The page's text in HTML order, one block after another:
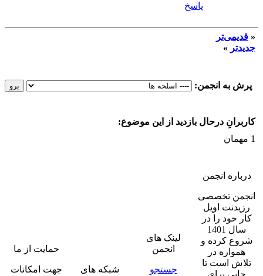
پاسخ
« قدیمی‌تر
جدیدتر »
پرش به انجمن:
کاربرانِ درحال بازدید از این موضوع:
1 مهمان
درباره انجمن
انجمن تخصصی
رزیدنت اویل
کار خود را در
سال 1401
شروع کرده و
همواره در
تلاش است تا
جایی برای
لینک های
انجمن
جستجو
شبکه های
حمایت از ما
جهت امکانات